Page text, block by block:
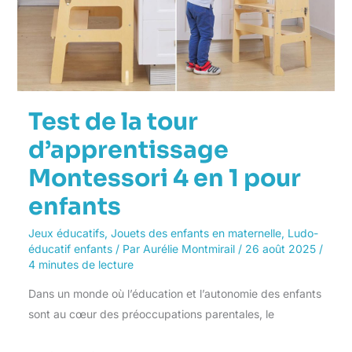
Test de la tour
d’apprentissage
Montessori 4 en 1 pour
enfants
Jeux éducatifs, Jouets des enfants en maternelle, Ludo-
éducatif enfants/ Par Aurélie Montmirail / 26 août 2025 /
4 minutes de lecture
Dans un monde où l’éducation et l’autonomie des enfants
sont au cœur des préoccupations parentales, le